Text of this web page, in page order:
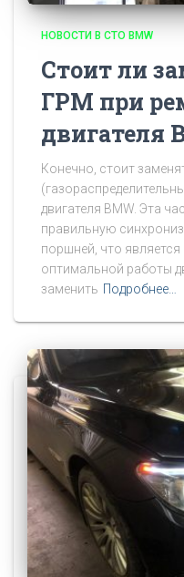
НОВОСТИ В СТО BMW
Стоит ли
ГРМ при
двигателя
Конечно, стоит
двигателя BMW. Эта
правильную
поршней, что
оптимальной работы
заменить Подробнее…